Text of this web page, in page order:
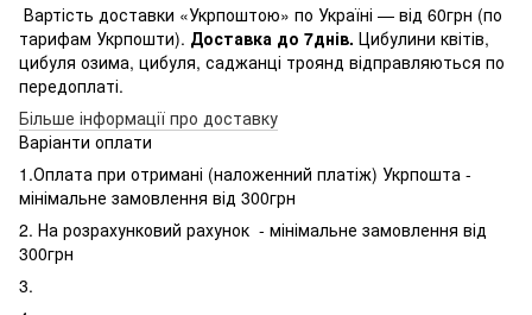
Вартість доставки «Укрпоштою» по Україні — від 60грн (по
тарифам Укрпошти). Доставка до 7днів. Цибулини квітів,
цибуля озима, цибуля, саджанці троянд відправляються по
передоплаті.
Більше інформації про доставку
Варіанти оплати
1.Оплата при отримані (наложенний платіж) Укрпошта -
мінімальне замовлення від 300грн
2. На розрахунковий рахунок - мінімальне замовлення від
300грн
3.